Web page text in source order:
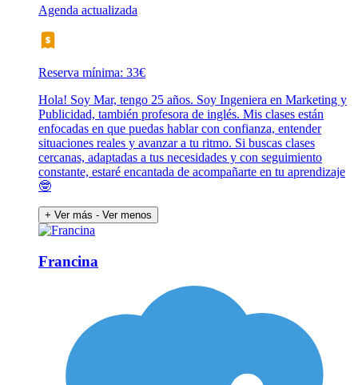
Agenda actualizada
Reserva mínima: 33€
Hola! Soy Mar, tengo 25 años. Soy Ingeniera en Marketing y
Publicidad, también profesora de inglés. Mis clases están
enfocadas en que puedas hablar con confianza, entender
situaciones reales y avanzar a tu ritmo. Si buscas clases
cercanas, adaptadas a tus necesidades y con seguimiento
constante, estaré encantada de acompañarte en tu aprendizaje
🤓
+ Ver más - Ver menos
Francina